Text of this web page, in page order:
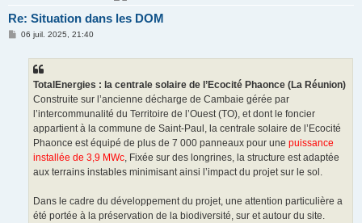
Re: Situation dans les DOM
M06 juil. 2025, 21:40
TotalEnergies : la centrale solaire de l’Ecocité Phaonce (La Réunion)
Construite sur l’ancienne décharge de Cambaie gérée par
l’intercommunalité du Territoire de l’Ouest (TO), et dont le foncier
appartient à la commune de Saint-Paul, la centrale solaire de l’Ecocité
Phaonce est équipé de plus de 7 000 panneaux pour une puissance
installée de 3,9 MWc, Fixée sur des longrines, la structure est adaptée
aux terrains instables minimisant ainsi l’impact du projet sur le sol.
Dans le cadre du développement du projet, une attention particulière a
été portée à la préservation de la biodiversité, sur et autour du site.